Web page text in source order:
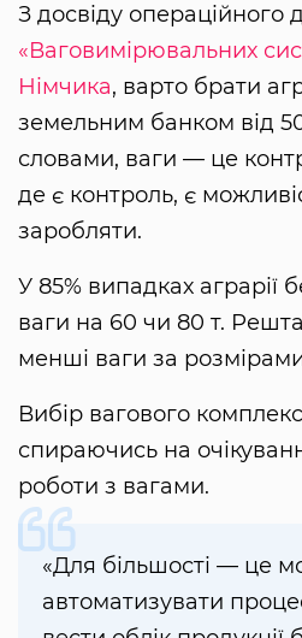
З досвіду операційного
«Ваговимірювальних
Німчика, варто брати
земельним банком від
словами, ваги — це
де є контроль, є
заробляти.
У 85% випадках аграрії
ваги на 60 чи 80 т.
менші ваги за
Вибір вагового
спираючись на
роботи з вагами.
«Для більшості — це
автоматизувати